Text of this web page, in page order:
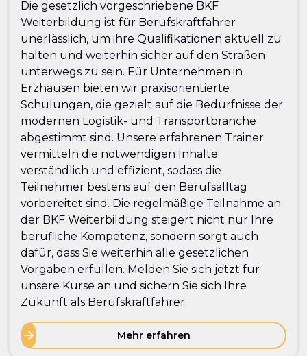
Die gesetzlich vorgeschriebene BKF
Weiterbildung ist für Berufskraftfahrer
unerlässlich, um ihre Qualifikationen aktuell zu
halten und weiterhin sicher auf den Straßen
unterwegs zu sein. Für Unternehmen in
Erzhausen bieten wir praxisorientierte
Schulungen, die gezielt auf die Bedürfnisse der
modernen Logistik- und Transportbranche
abgestimmt sind. Unsere erfahrenen Trainer
vermitteln die notwendigen Inhalte
verständlich und effizient, sodass die
Teilnehmer bestens auf den Berufsalltag
vorbereitet sind. Die regelmäßige Teilnahme an
der BKF Weiterbildung steigert nicht nur Ihre
berufliche Kompetenz, sondern sorgt auch
dafür, dass Sie weiterhin alle gesetzlichen
Vorgaben erfüllen. Melden Sie sich jetzt für
unsere Kurse an und sichern Sie sich Ihre
Zukunft als Berufskraftfahrer.
Mehr erfahren